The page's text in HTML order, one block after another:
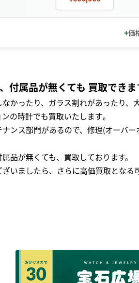
+価
付属品が無くても 買取できま
かったり、ガラス割れがあったり、
の時計でも買取いたします｡
ンス部門があるので、修理(オーバ
品が無くても、買取しております。
いましたら、さらに高価買取となる